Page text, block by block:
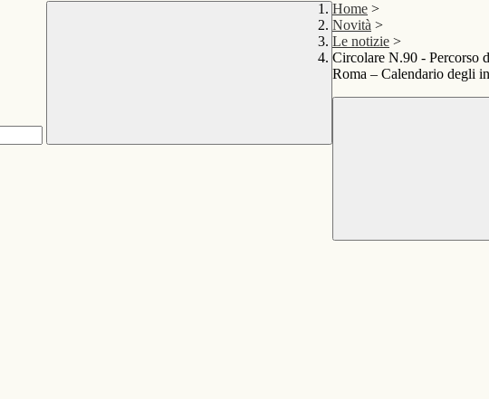
Home >
Novità >
Le notizie >
Circolare N.90 - Percorso
Roma – Calendario degli